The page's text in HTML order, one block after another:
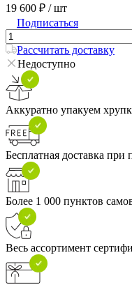
19 600 ₽ / шт
Подписаться
Рассчитать доставку
Недоступно
Аккуратно упакуем
Бесплатная доставка при
Более 1 000 пунктов
Весь ассортимент